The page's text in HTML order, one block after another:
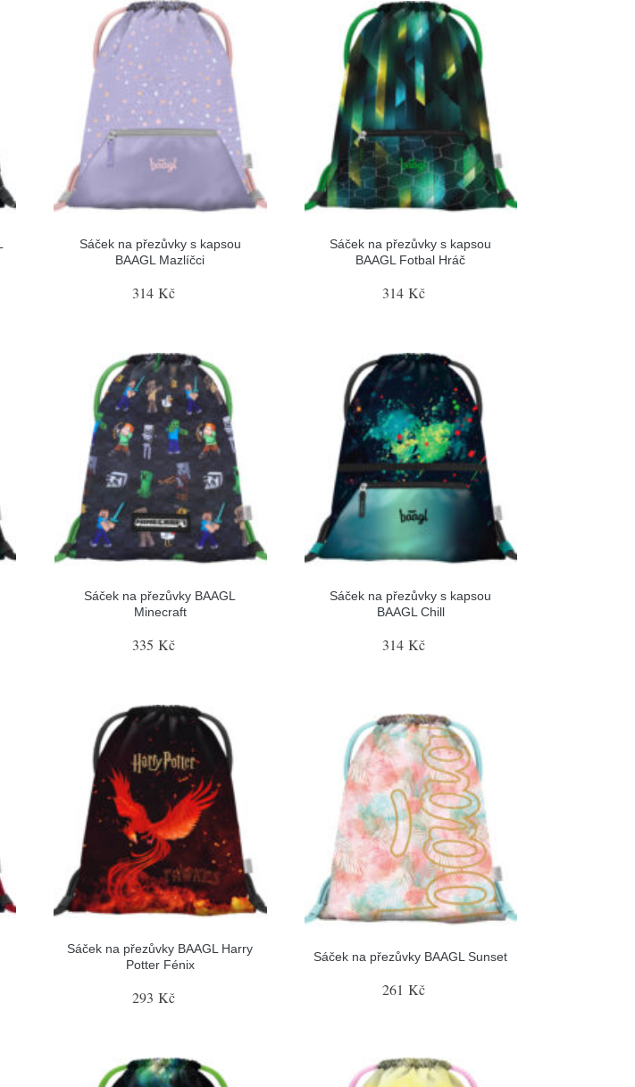
Sáček na přezůvky s kapsou
BAAGL Mazlíčci
314 Kč
Sáček na přezůvky s kapsou
BAAGL Fotbal Hráč
314 Kč
Sáček na přezůvky BAAGL
Minecraft
335 Kč
Sáček na přezůvky s kapsou
BAAGL Chill
314 Kč
Sáček na přezůvky BAAGL Harry
Potter Fénix
293 Kč
Sáček na přezůvky BAAGL Sunset
261 Kč